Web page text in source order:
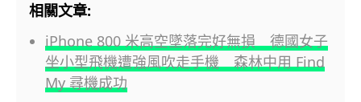
相關文章:
iPhone 800 米高空墜落完好無損 德國女子
坐小型飛機遭強風吹走手機 森林中用 Find
My 尋機成功